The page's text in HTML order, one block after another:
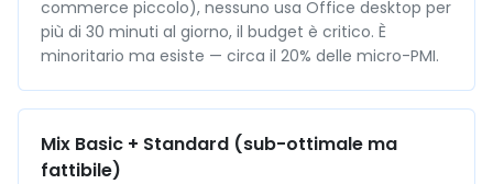
commerce piccolo), nessuno usa Office desktop per
più di 30 minuti al giorno, il budget è critico. È
minoritario ma esiste — circa il 20% delle micro-PMI.
Mix Basic + Standard (sub-ottimale ma
fattibile)